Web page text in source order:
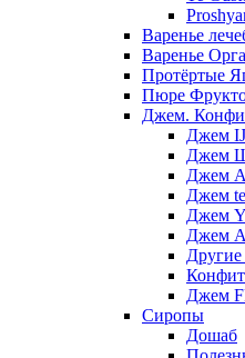
Варенье
Варенье
Протёртые
Пюре
Джем.
Джем
Джем
Джем
Джем
Джем
Джем
Другие
Джем
Сиропы
Дошаб